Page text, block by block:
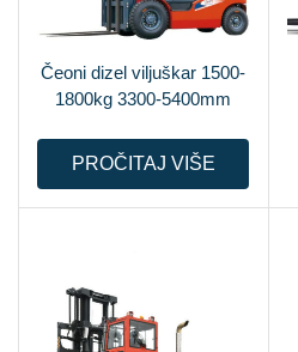
Čeoni dizel viljuškar 1500-
1800kg 3300-5400mm
PROČITAJ VIŠE